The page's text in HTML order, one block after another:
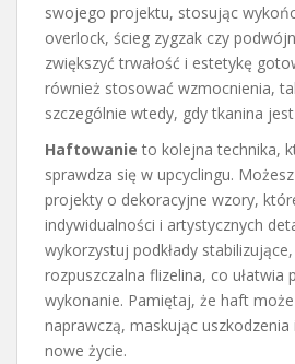
swojego projektu, stosując
overlock, ścieg zygzak czy
zwiększyć trwałość i estetykę
również stosować wzmocnienia,
szczególnie wtedy, gdy tkanina jest
Haftowanie to kolejna technika,
sprawdza się w upcyclingu.
projekty o dekoracyjne wzory,
indywidualności i artystycznych
wykorzystuj podkłady
rozpuszczalna flizelina, co ułatwia
wykonanie. Pamiętaj, że haft
naprawczą, maskując
nowe życie.